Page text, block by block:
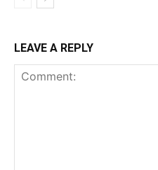
LEAVE A REPLY